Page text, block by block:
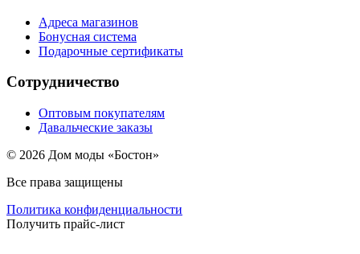
Адреса магазинов
Бонусная система
Подарочные сертификаты
Сотрудничество
Оптовым покупателям
Давальческие заказы
© 2026 Дом моды «Бостон»
Все права защищены
Политика конфиденциальности
Получить прайс-лист